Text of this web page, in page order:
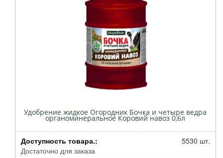
Файбер Фэмили
Ортон
Эра
Грин Эпл
Удобрение жидкое Огородник Бочка и четыре ведра
органоминеральное Коровий навоз 0,6л
Доступность товара.:
Достаточно для заказа
5530 шт.